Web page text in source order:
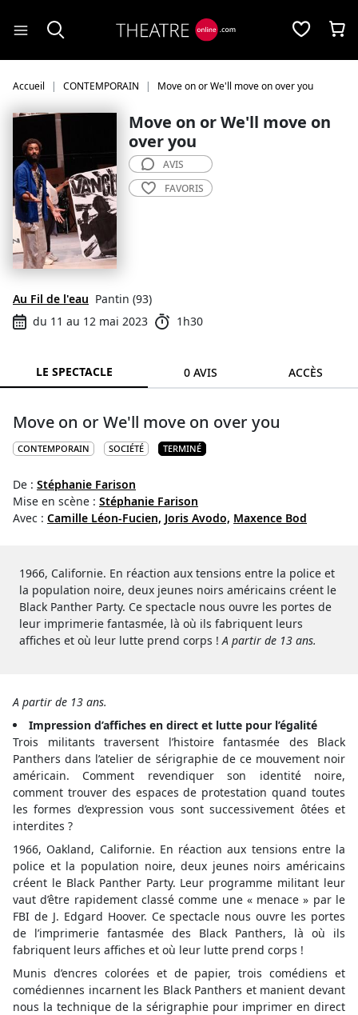
Accueil CONTEMPORAIN Move on or We'll move on over you
Move on or We'll move on
over you
Au Fil de l'eau Pantin (93)
du 11 au 12 mai 2023
1h30
AVIS
FAVORIS
LE SPECTACLE 0 AVIS ACCÈS
Move on or We'll move on over you
CONTEMPORAIN SOCIÉTÉ TERMINÉ
De : Stéphanie Farison
Mise en scène : Stéphanie Farison
Avec : Camille Léon-Fucien, Joris Avodo, Maxence Bod
1966, Californie. En réaction aux tensions entre la police et
la population noire, deux jeunes noirs américains créent le
Black Panther Party. Ce spectacle nous ouvre les portes de
leur imprimerie fantasmée, là où ils fabriquent leurs
affiches et où leur lutte prend corps !A partir de 13 ans.
A partir de 13 ans.
Impression d’affiches en direct et lutte pour l’égalité
Trois militants traversent l’histoire fantasmée des Black
Panthers dans l’atelier de sérigraphie de ce mouvement noir
américain. Comment revendiquer son identité noire,
comment trouver des espaces de protestation quand toutes
les formes d’expression vous sont successivement ôtées et
interdites ?
1966, Oakland, Californie. En réaction aux tensions entre la
police et la population noire, deux jeunes noirs américains
créent le Black Panther Party. Leur programme militant leur
vaut d’être rapidement classé comme une « menace » par le
FBI de J. Edgard Hoover. Ce spectacle nous ouvre les portes
de l’imprimerie fantasmée des Black Panthers, là où ils
fabriquent leurs affiches et où leur lutte prend corps !
Munis d’encres colorées et de papier, trois comédiens et
comédiennes incarnent les Black Panthers et manient devant
nous la technique de la sérigraphie pour imprimer en direct